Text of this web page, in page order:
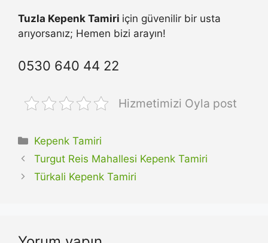
Tuzla Kepenk Tamiri için güvenilir bir usta
arıyorsanız; Hemen bizi arayın!
0530 640 44 22
Hizmetimizi Oyla post
Kategoriler
Kepenk Tamiri
Turgut Reis Mahallesi Kepenk Tamiri
Türkali Kepenk Tamiri